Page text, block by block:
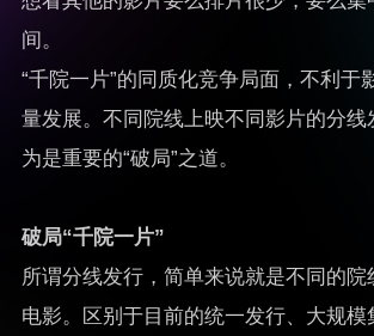
间。
“千院一片”的同质化竞争局面，不利于
量发展。不同院线上映不同影片的分线
为是重要的“破局”之道。
破局“千院一片”
所谓分线发行，简单来说就是不同的院
电影。区别于目前的统一发行、大规模